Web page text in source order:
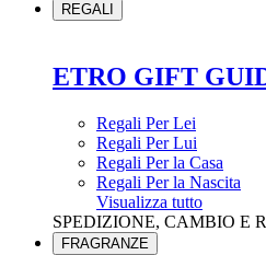
REGALI
ETRO GIFT
Regali Per Lei
Regali Per Lui
Regali Per la Casa
Regali Per la Nascita
Visualizza tutto
SPEDIZIONE, CAMBIO E
FRAGRANZE